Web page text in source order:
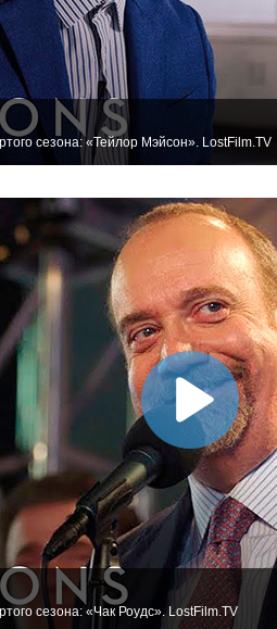
сезона: «Тейлор Мэйсон». LostFilm.TV
сезона: «Чак Роудс». LostFilm.TV